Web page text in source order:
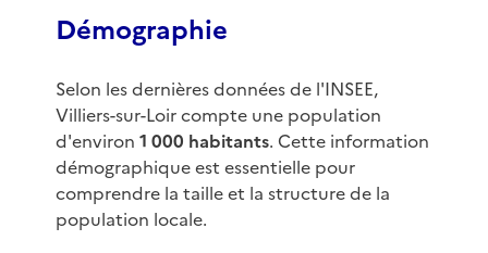
Démographie
Selon les dernières données de l'INSEE,
Villiers-sur-Loir compte une population
d'environ 1 000 habitants. Cette information
démographique est essentielle pour
comprendre la taille et la structure de la
population locale.